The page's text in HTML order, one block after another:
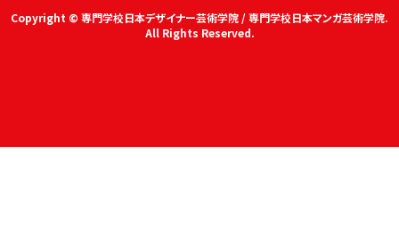
Copyright © 専門学校日本デザイナー芸術学院 / 専門学校日本マンガ芸術学院.
All Rights Reserved.